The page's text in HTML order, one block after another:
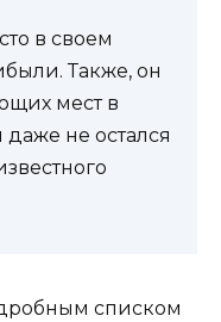
в своем
Также, он
мест в
не остался
списком